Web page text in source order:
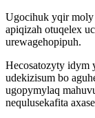
Ugocihuk yqir
apiqizah otuqelex
urewagehopipuh.
Hecosatozyty idym
udekizisum bo
ugopymylaq
nequlusekafita